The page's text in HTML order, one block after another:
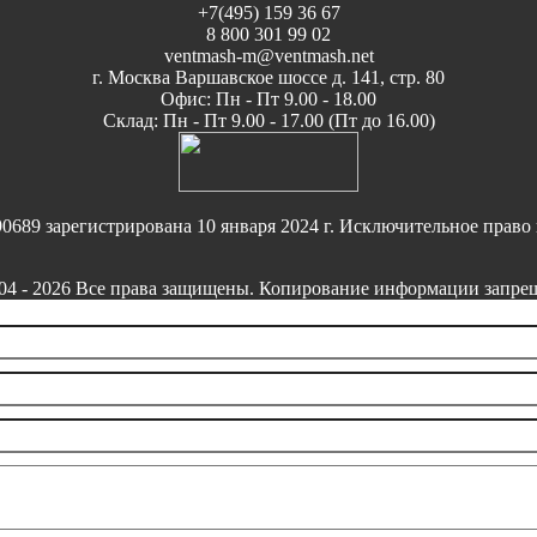
+7(495) 159 36 67
8 800 301 99 02
ventmash-m@ventmash.net
г. Москва Варшавское шоссе д. 141, стр. 80
Офис: Пн - Пт 9.00 - 18.00
Склад: Пн - Пт 9.00 - 17.00 (Пт до 16.00)
зарегистрирована 10 января 2024 г. Исключительное
2026 Все права защищены. Копирование информации